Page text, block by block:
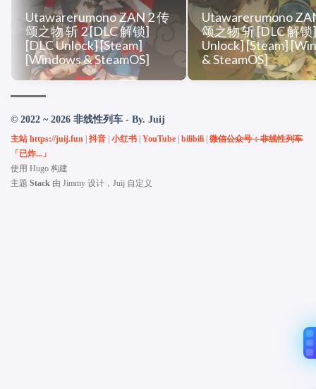
Utawarerumono ZAN 2 传
颂之物 斩 2 [DLC 解锁]
[DLC Unlock] [Steam]
[Windows & SteamOS]
Utawarerumono
颂之物 斩 [DLC 解锁
Unlock] [Steam]
& SteamOS]
© 2022 ~ 2026 非线性列车 - By. Juij
主站 https://juij.fun | 抖音 | 小红书 | YouTube | bilibili | 微信公众号：非线性列车
「已炸...」
使用 Hugo 构建
主题 Stack 由 Jimmy 设计，Juij 自定义